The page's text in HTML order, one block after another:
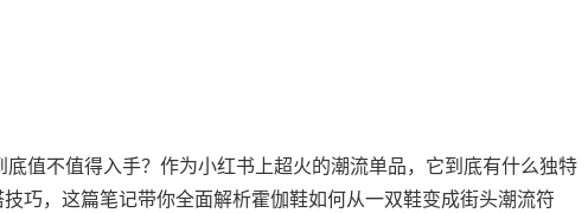
底值不值得入手？作为小红书上超火的潮流单品，它到底有什么独特
巧，这篇笔记带你全面解析霍伽鞋如何从一双鞋变成街头潮流符